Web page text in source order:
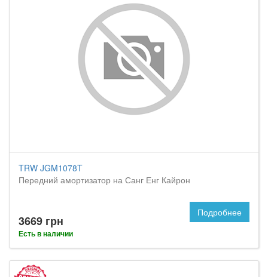
TRW JGM1078T
Передний амортизатор на Санг Енг Кайрон
3669 грн
Есть в наличии
Подробнее